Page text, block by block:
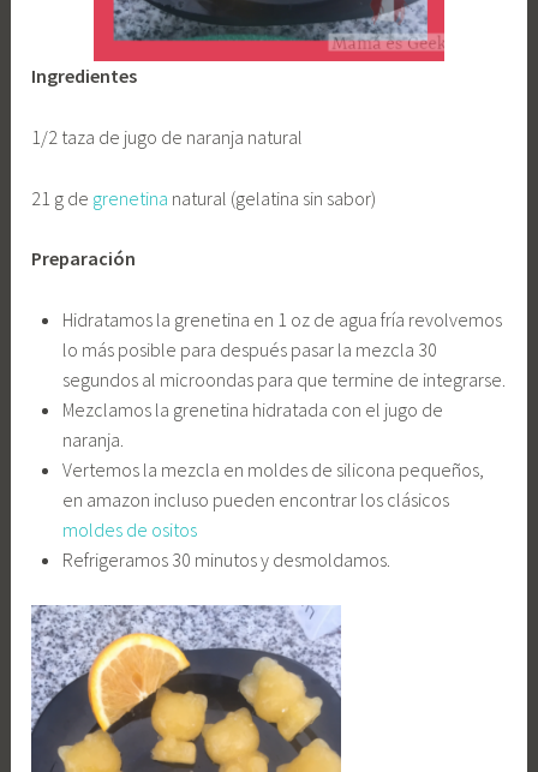
Ingredientes
1/2 taza de jugo de naranja natural
21 g de grenetina natural (gelatina sin sabor)
Preparación
Hidratamos la grenetina en 1 oz de agua fría revolvemos
lo más posible para después pasar la mezcla 30
segundos al microondas para que termine de integrarse.
Mezclamos la grenetina hidratada con el jugo de
naranja.
Vertemos la mezcla en moldes de silicona pequeños,
en amazon incluso pueden encontrar los clásicos
moldes de ositos
Refrigeramos 30 minutos y desmoldamos.